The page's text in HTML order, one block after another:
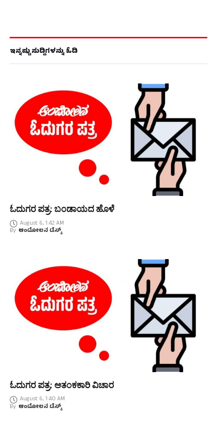
ಇನ್ನಷ್ಟು ಸುದ್ದಿಗಳನ್ನು ಓದಿ
ಓದುಗರ ಪತ್ರ: ಬಂಡಾಯದ ಹೊಳೆ
August 6, 1:42 AM
By ಆಂದೋಲನ ಡೆಸ್ಕ್
ಓದುಗರ ಪತ್ರ: ಆತಂಕಕಾರಿ ವಿಚಾರ
August 6, 1:40 AM
By ಆಂದೋಲನ ಡೆಸ್ಕ್